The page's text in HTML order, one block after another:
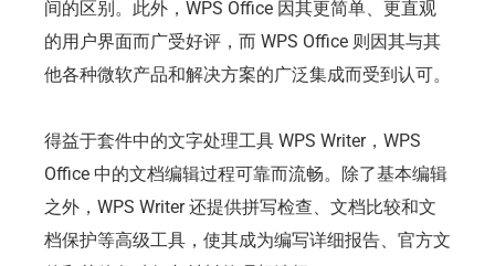
间的区别。此外，WPS Office 因其更简单、更直观
的用户界面而广受好评，而 WPS Office 则因其与其
他各种微软产品和解决方案的广泛集成而受到认可。
得益于套件中的文字处理工具 WPS Writer，WPS
Office 中的文档编辑过程可靠而流畅。除了基本编辑
之外，WPS Writer 还提供拼写检查、文档比较和文
档保护等高级工具，使其成为编写详细报告、官方文